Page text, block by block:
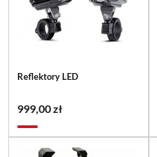
Reflektory LED
999,00 zł